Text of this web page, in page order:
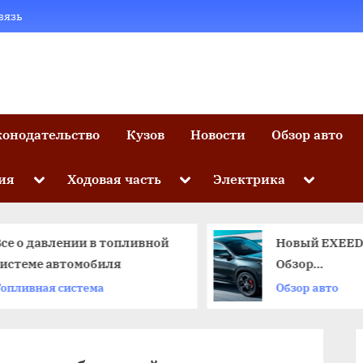
Кузов Новости Обзор авто
Toggle
menu
Ходовая часть Toggle
menu
Электрика Toggle
menu
о давлении в топливной
автомобиля
система
Новый
Обзор
комплектаций
Обзор авто